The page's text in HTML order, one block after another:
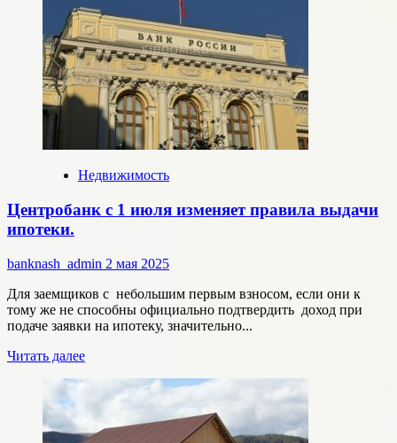
продажу
квартир,
купленных
на
материнский
капитал,
еще
может
появиться.
Недвижимость
Центробанк с 1 июля изменяет правила выдачи
ипотеки.
banknash_admin 2 мая 2025
Для заемщиков с небольшим первым взносом, если они к
тому же не способны официально подтвердить доход при
подаче заявки на ипотеку, значительно...
Читать далееПрочитать
Центробанк
1